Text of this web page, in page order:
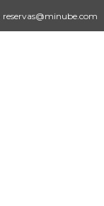
reservas@minube.com